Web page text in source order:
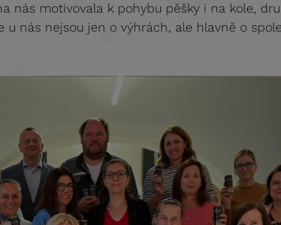
nás motivovala k pohybu pěšky i na kole,
u nás nejsou jen o výhrách, ale hlavně o